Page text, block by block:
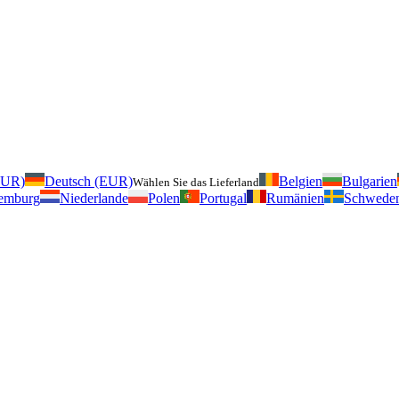
Deutsch (EUR)Wählen Sie das Lieferland Belgien
Bulgarien
Niederlande Polen Portugal Rumänien